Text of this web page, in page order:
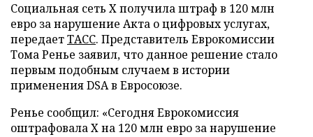
Социальная сеть X получила штраф в 120 млн
евро за нарушение Акта о цифровых услугах,
передаетТАСС. Представитель Еврокомиссии
Тома Ренье заявил, что данное решение стало
первым подобным случаем в истории
применения DSA в Евросоюзе.
Ренье сообщил: «Сегодня Еврокомиссия
оштрафовала X на 120 млн евро за нарушение